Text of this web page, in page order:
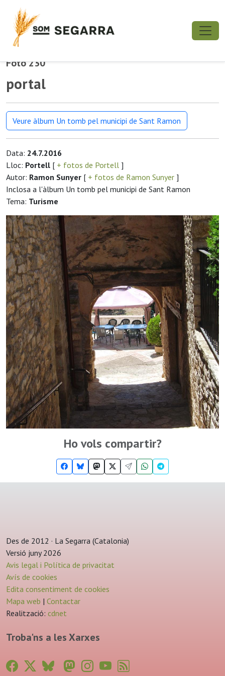
Foto 230
portal
Veure àlbum Un tomb pel municipi de Sant Ramon
Data: 24.7.2016
Lloc: Portell [ + fotos de Portell ]
Autor: Ramon Sunyer [ + fotos de Ramon Sunyer ]
Inclosa a l'àlbum Un tomb pel municipi de Sant Ramon
Tema: Turisme
Ho vols compartir?
Des de 2012 · La Segarra (Catalonia)
Versió juny 2026
Avis legal i Política de privacitat
Avís de cookies
Edita consentiment de cookies
Mapa web | Contactar
Realització: cdnet
Troba'ns a les Xarxes